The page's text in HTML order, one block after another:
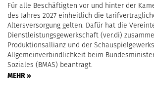
Für alle Beschäftigten vor und hinter der
des Jahres 2027 einheitlich die
Altersversorgung gelten. Dafür hat die
Dienstleistungsgewerkschaft (ver.di)
Produktionsallianz und der
Allgemeinverbindlichkeit beim
Soziales (BMAS) beantragt.
MEHR »